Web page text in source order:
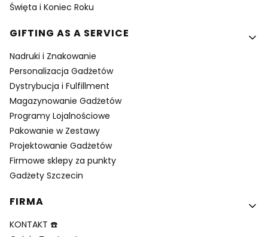
Święta i Koniec Roku
GIFTING AS A SERVICE
Nadruki i Znakowanie
Personalizacja Gadżetów
Dystrybucja i Fulfillment
Magazynowanie Gadżetów
Programy Lojalnościowe
Pakowanie w Zestawy
Projektowanie Gadżetów
Firmowe sklepy za punkty
Gadżety Szczecin
FIRMA
KONTAKT ☎️